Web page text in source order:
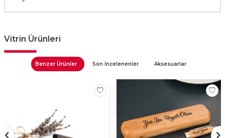
Vitrin Ürünleri
Benzer Ürünler Son İncelenenler Aksesuarlar